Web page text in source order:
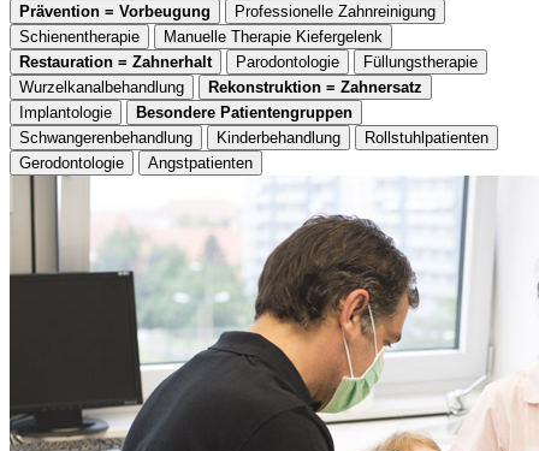
Prävention = Vorbeugung
Professionelle Zahnreinigung
Schienentherapie
Manuelle Therapie Kiefergelenk
Restauration = Zahnerhalt
Parodontologie
Füllungstherapie
Wurzelkanalbehandlung
Rekonstruktion = Zahnersatz
Implantologie
Besondere Patientengruppen
Schwangerenbehandlung
Kinderbehandlung
Rollstuhlpatienten
Gerodontologie
Angstpatienten